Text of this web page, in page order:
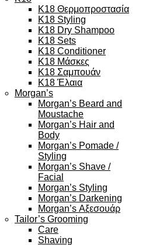
K18 Θερμοπροστασία
K18 Styling
K18 Dry Shampoo
K18 Sets
K18 Conditioner
K18 Μάσκες
K18 Σαμπουάν
K18 Έλαια
Morgan’s
Morgan’s Beard and
Moustache
Morgan’s Hair and
Body
Morgan’s Pomade /
Styling
Morgan’s Shave /
Facial
Morgan’s Styling
Morgan’s Darkening
Morgan’s Αξεσουάρ
Tailor’s Grooming
Care
Shaving